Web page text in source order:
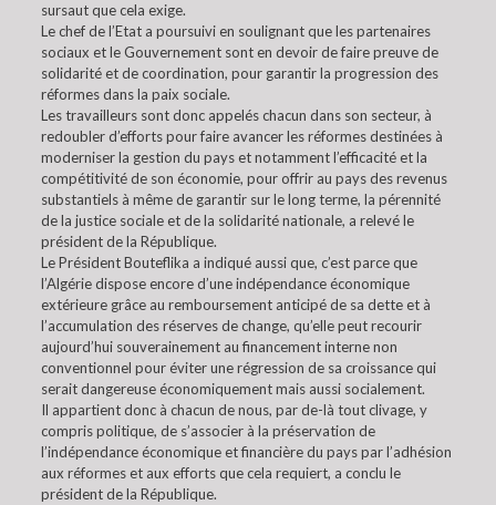
sursaut que cela exige.
Le chef de l’Etat a poursuivi en soulignant que les partenaires
sociaux et le Gouvernement sont en devoir de faire preuve de
solidarité et de coordination, pour garantir la progression des
réformes dans la paix sociale.
Les travailleurs sont donc appelés chacun dans son secteur, à
redoubler d’efforts pour faire avancer les réformes destinées à
moderniser la gestion du pays et notamment l’efficacité et la
compétitivité de son économie, pour offrir au pays des revenus
substantiels à même de garantir sur le long terme, la pérennité
de la justice sociale et de la solidarité nationale, a relevé le
président de la République.
Le Président Bouteflika a indiqué aussi que, c’est parce que
l’Algérie dispose encore d’une indépendance économique
extérieure grâce au remboursement anticipé de sa dette et à
l’accumulation des réserves de change, qu’elle peut recourir
aujourd’hui souverainement au financement interne non
conventionnel pour éviter une régression de sa croissance qui
serait dangereuse économiquement mais aussi socialement.
Il appartient donc à chacun de nous, par de-là tout clivage, y
compris politique, de s’associer à la préservation de
l’indépendance économique et financière du pays par l’adhésion
aux réformes et aux efforts que cela requiert, a conclu le
président de la République.